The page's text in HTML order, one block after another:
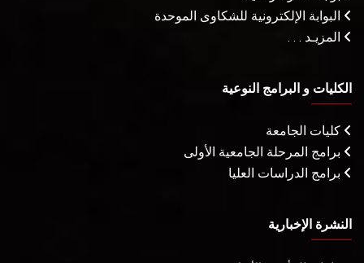
البوابة الإلكترونية للشكاوى الموحدة
المزيـد . . .
الكليات و البرامج النوعية
كليات الجامعة
برامج المرحلة الجامعية الأولى
برامج الدراسات العليا
النشرة الإخبارية